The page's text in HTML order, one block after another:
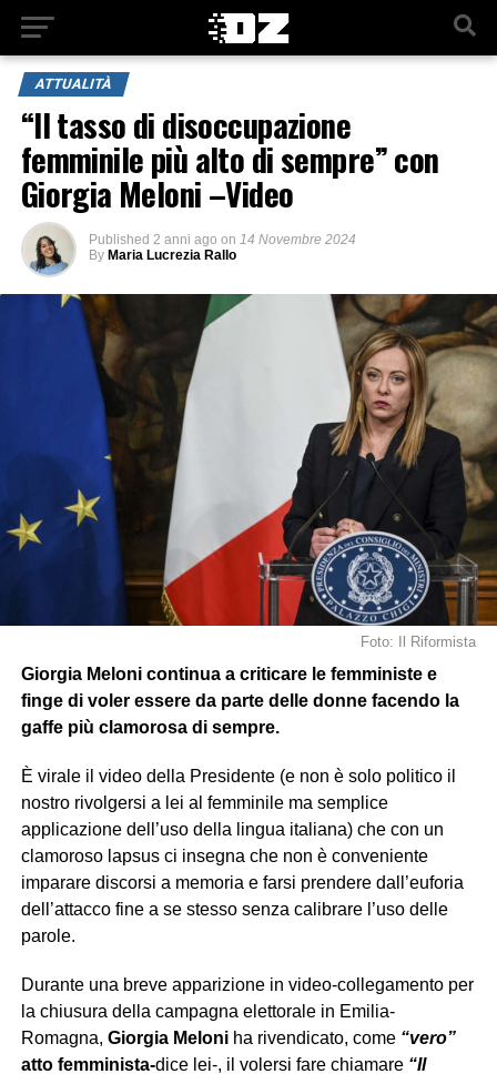
ATTUALITÀ
“Il tasso di disoccupazione
femminile più alto di sempre” con
Giorgia Meloni –Video
Published 2 anni ago on 14 Novembre 2024
By Maria Lucrezia Rallo
Foto: Il Riformista
Giorgia Meloni continua a criticare le femministe e
finge di voler essere da parte delle donne facendo la
gaffe più clamorosa di sempre.
È virale il video della Presidente (e non è solo politico il
nostro rivolgersi a lei al femminile ma semplice
applicazione dell’uso della lingua italiana) che con un
clamoroso lapsus ci insegna che non è conveniente
imparare discorsi a memoria e farsi prendere dall’euforia
dell’attacco fine a se stesso senza calibrare l’uso delle
parole.
Durante una breve apparizione in video-collegamento per
la chiusura della campagna elettorale in Emilia-
Romagna, Giorgia Meloniha rivendicato, come “vero”
atto femminista-dice lei-, il volersi fare chiamare “Il